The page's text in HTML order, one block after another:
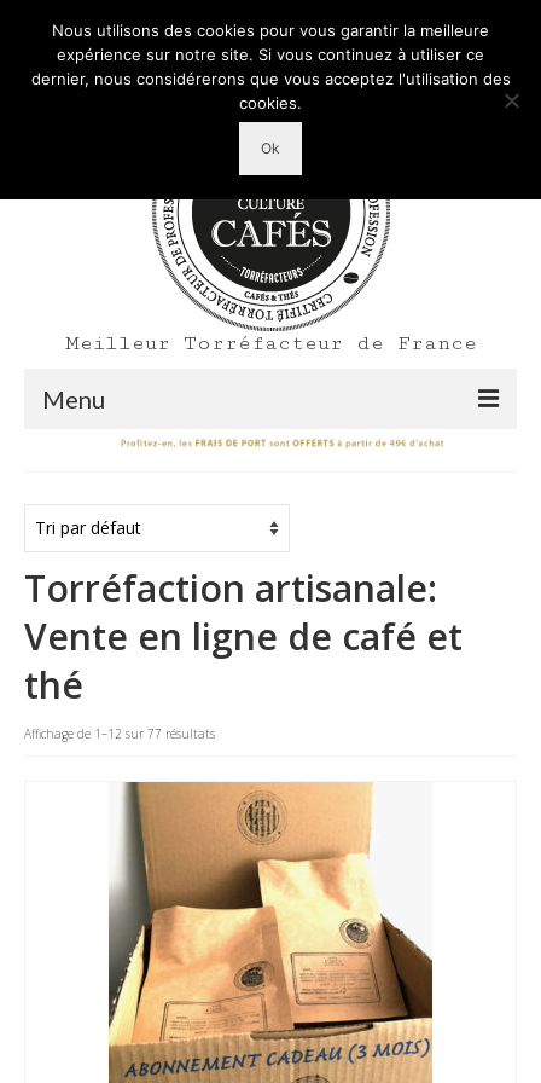
Mon Compte Votre panier d'achats 0,00
Rechercher
Meilleur Torréfacteur de France
Menu
HOTELS / RESTAURANTS
Torréfaction artisanale:
Vente en ligne de café et
thé
Affichage de 1–12 sur 77 résultats
Nous utilisons des cookies pour vous garantir la meilleure
expérience sur notre site. Si vous continuez à utiliser ce
dernier, nous considérerons que vous acceptez l'utilisation des
cookies.
Ok